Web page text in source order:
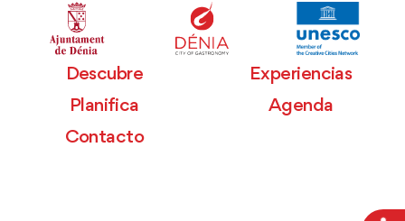
Descubre
Experiencias
Planifica
Agenda
Contacto